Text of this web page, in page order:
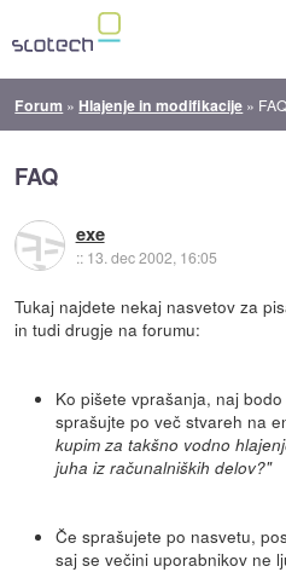
Forum » Hlajenje in modifikacije » FAQ
FAQ
exe
:: 13. dec 2002, 16:05
Tukaj najdete nekaj nasvetov za
in tudi drugje na forumu:
Ko pišete vprašanja, naj
sprašujte po več stvareh na
kupim za takšno vodno
juha iz računalniških delov?"
Če sprašujete po nasvetu,
saj se večini uporabnikov ne